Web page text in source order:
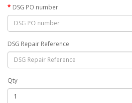
DSG PO number
DSG Repair Reference
Qty